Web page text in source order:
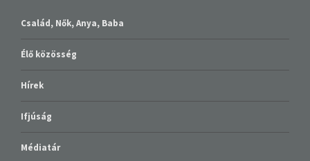
Család, Nők, Anya, Baba
Élő közösség
Hírek
Ifjúság
Médiatár